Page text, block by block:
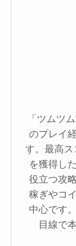
「ツムツ
のプレイ
す。最高
を獲得し
役立つ攻
稼ぎやコ
中心です
目線で